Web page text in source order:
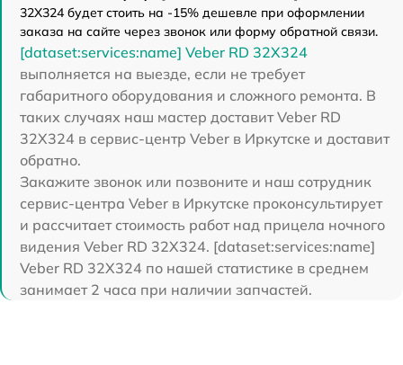
32X324 будет стоить на -15% дешевле при оформлении
заказа на сайте через звонок или форму обратной связи.
[dataset:services:name] Veber RD 32X324
выполняется на выезде, если не требует
габаритного оборудования и сложного ремонта. В
таких случаях наш мастер доставит Veber RD
32X324 в сервис-центр Veber в Иркутске и доставит
обратно.
Закажите звонок или позвоните и наш сотрудник
сервис-центра Veber в Иркутске проконсультирует
и рассчитает стоимость работ над прицела ночного
видения Veber RD 32X324. [dataset:services:name]
Veber RD 32X324 по нашей статистике в среднем
занимает 2 часа при наличии запчастей.